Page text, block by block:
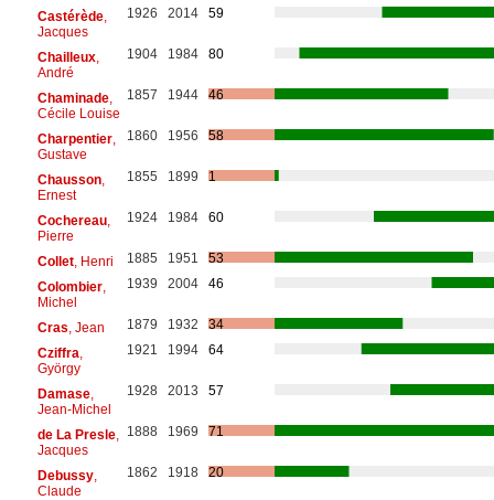
Castérède,
Jacques
1926 2014 59
Chailleux,
André
1904 1984 80
Chaminade,
Cécile Louise
1857 1944 46
Charpentier,
Gustave
1860 1956 58
Chausson,
Ernest
1855 1899 1
Cochereau,
Pierre
1924 1984 60
Collet, Henri 1885 1951
53
Colombier,
Michel
1939 2004 46
Cras , Jean 1879 1932
34
Cziffra
György
1921 1994 64
Damase,
Jean-Michel
1928 2013 57
de La Presle,
Jacques
1888 1969 71
Debussy,
Claude
1862 1918 20